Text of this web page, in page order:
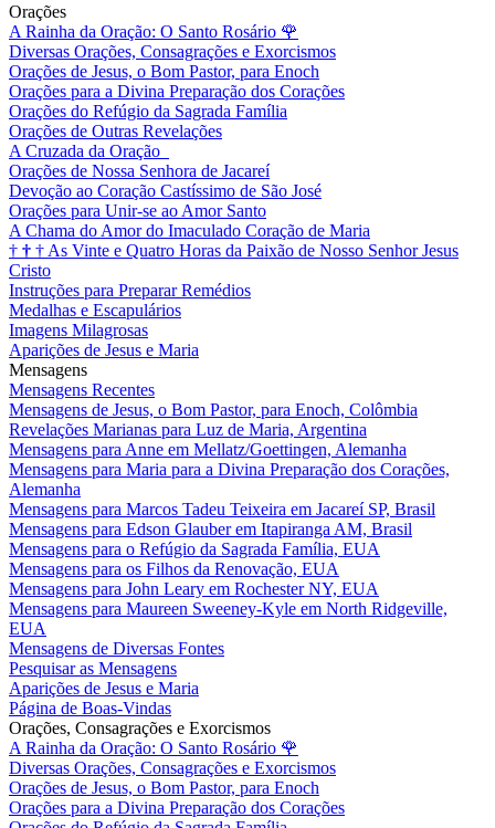
Orações
A Rainha da Oração: O Santo Rosário 🌹
Diversas Orações, Consagrações e Exorcismos
Orações de Jesus, o Bom Pastor, para Enoch
Orações para a Divina Preparação dos Corações
Orações do Refúgio da Sagrada Família
Orações de Outras Revelações
A Cruzada da Oração
Orações de Nossa Senhora de Jacareí
Devoção ao Coração Castíssimo de São José
Orações para Unir-se ao Amor Santo
A Chama do Amor do Imaculado Coração de Maria
† † † As Vinte e Quatro Horas da Paixão de Nosso Senhor Jesus
Cristo
Instruções para Preparar Remédios
Medalhas e Escapulários
Imagens Milagrosas
Aparições de Jesus e Maria
Mensagens
Mensagens Recentes
Mensagens de Jesus, o Bom Pastor, para Enoch, Colômbia
Revelações Marianas para Luz de Maria, Argentina
Mensagens para Anne em Mellatz/Goettingen, Alemanha
Mensagens para Maria para a Divina Preparação dos Corações,
Alemanha
Mensagens para Marcos Tadeu Teixeira em Jacareí SP, Brasil
Mensagens para Edson Glauber em Itapiranga AM, Brasil
Mensagens para o Refúgio da Sagrada Família, EUA
Mensagens para os Filhos da Renovação, EUA
Mensagens para John Leary em Rochester NY, EUA
Mensagens para Maureen Sweeney-Kyle em North Ridgeville,
EUA
Mensagens de Diversas Fontes
Pesquisar as Mensagens
Aparições de Jesus e Maria
Página de Boas-Vindas
Orações, Consagrações e Exorcismos
A Rainha da Oração: O Santo Rosário 🌹
Diversas Orações, Consagrações e Exorcismos
Orações de Jesus, o Bom Pastor, para Enoch
Orações para a Divina Preparação dos Corações